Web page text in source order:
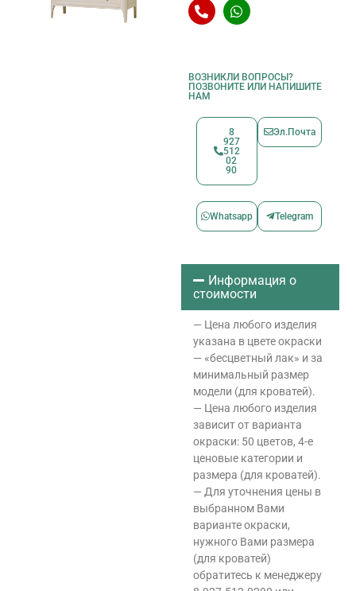
ВОЗНИКЛИ ВОПРОСЫ?
ПОЗВОНИТЕ ИЛИ НАПИШИТЕ
НАМ
8
927
512
02
90
Эл.Почта
Whatsapp Telegram
Информация о
стоимости
— Цена любого изделия
указана в цвете окраски
— «бесцветный лак» и за
минимальный размер
модели (для кроватей).
— Цена любого изделия
зависит от варианта
окраски: 50 цветов, 4-е
ценовые категории и
размера (для кроватей).
— Для уточнения цены в
выбранном Вами
варианте окраски,
нужного Вами размера
(для кроватей)
обратитесь к менеджеру